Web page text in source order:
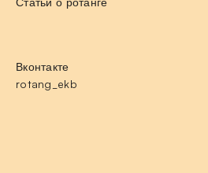
Вконтакте
rotang_ekb